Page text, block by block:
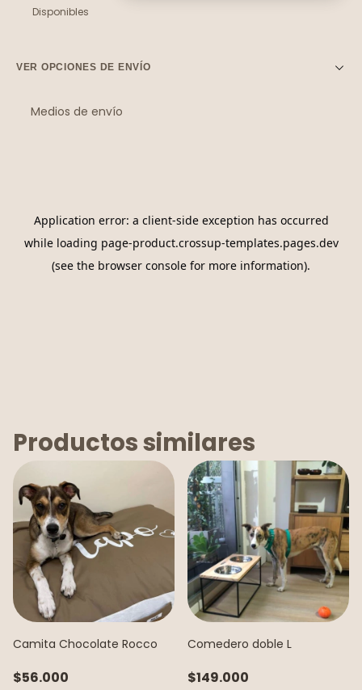
Disponibles
VER OPCIONES DE ENVÍO
Entregas para el CP:
Medios de envío
Productos similares
Camita Chocolate Rocco
$56.000
Comedero doble L
$149.000